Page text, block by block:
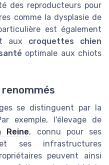
des reproducteurs pour
comme la dysplasie de
est également
aux croquettes chien
optimale aux chiots
se distinguent par la
exemple, l'élevage de
Reine, connu pour ses
ses infrastructures
peuvent ainsi